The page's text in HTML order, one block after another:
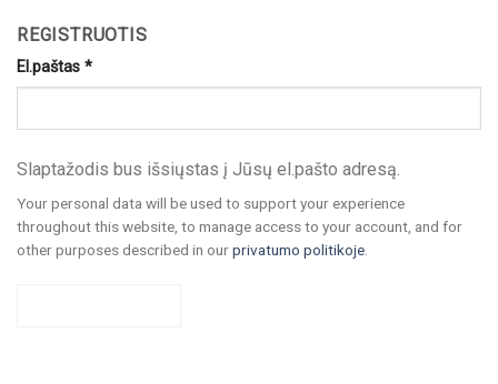
REGISTRUOTIS
El.paštas *
Slaptažodis bus išsiųstas į Jūsų el.pašto adresą.
Your personal data will be used to support your experience
throughout this website, to manage access to your account, and for
other purposes described in ourprivatumo politikoje